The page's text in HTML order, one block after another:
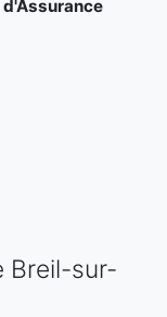
Breil-sur-